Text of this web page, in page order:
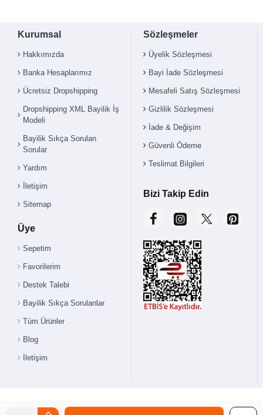
Kurumsal
Hakkımızda
Banka Hesaplarımız
Ücretsiz Dropshipping
Dropshipping XML Bayilik İş
Modeli
Bayilik Sıkça Sorulan
Sorular
Yardım
İletişim
Sitemap
Üye
Sepetim
Favorilerim
Destek Talebi
Bayilik Sıkça Sorulanlar
Tüm Ürünler
Blog
İletişim
Sözleşmeler
Üyelik Sözleşmesi
Bayi İade Sözleşmesi
Mesafeli Satış Sözleşmesi
Gizlilik Sözleşmesi
İade & Değişim
Güvenli Ödeme
Teslimat Bilgileri
Bizi Takip Edin